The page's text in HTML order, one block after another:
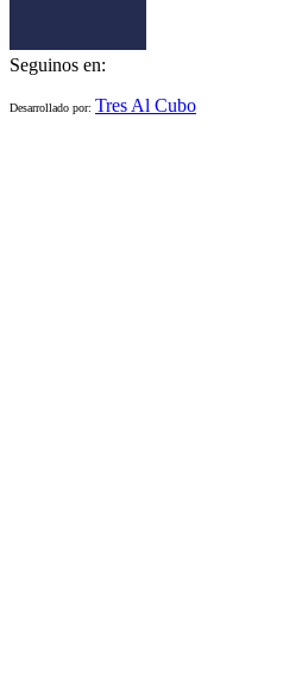
Seguinos en:
Desarrollado por: Tres Al Cubo